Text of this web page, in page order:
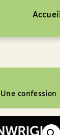
Accueil
Une confession